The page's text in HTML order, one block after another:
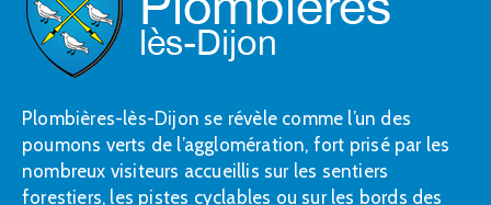
Plombières-lès-Dijon se révèle comme l’un des
poumons verts de l’agglomération, fort prisé par les
nombreux visiteurs accueillis sur les sentiers
forestiers, les pistes cyclables ou sur les bords des